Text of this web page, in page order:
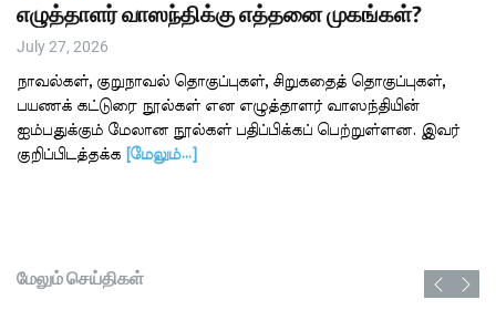
எழுத்தாளர் வாஸந்திக்கு எத்தனை முகங்கள்?
July 27, 2026
நாவல்கள், குறுநாவல் தொகுப்புகள், சிறுகதைத் தொகுப்புகள்,
பயணக் கட்டுரை நூல்கள் என எழுத்தாளர் வாஸந்தியின்
ஐம்பதுக்கும் மேலான நூல்கள் பதிப்பிக்கப் பெற்றுள்ளன. இவர்
குறிப்பிடத்தக்க
[மேலும்…]
மேலும் செய்திகள்